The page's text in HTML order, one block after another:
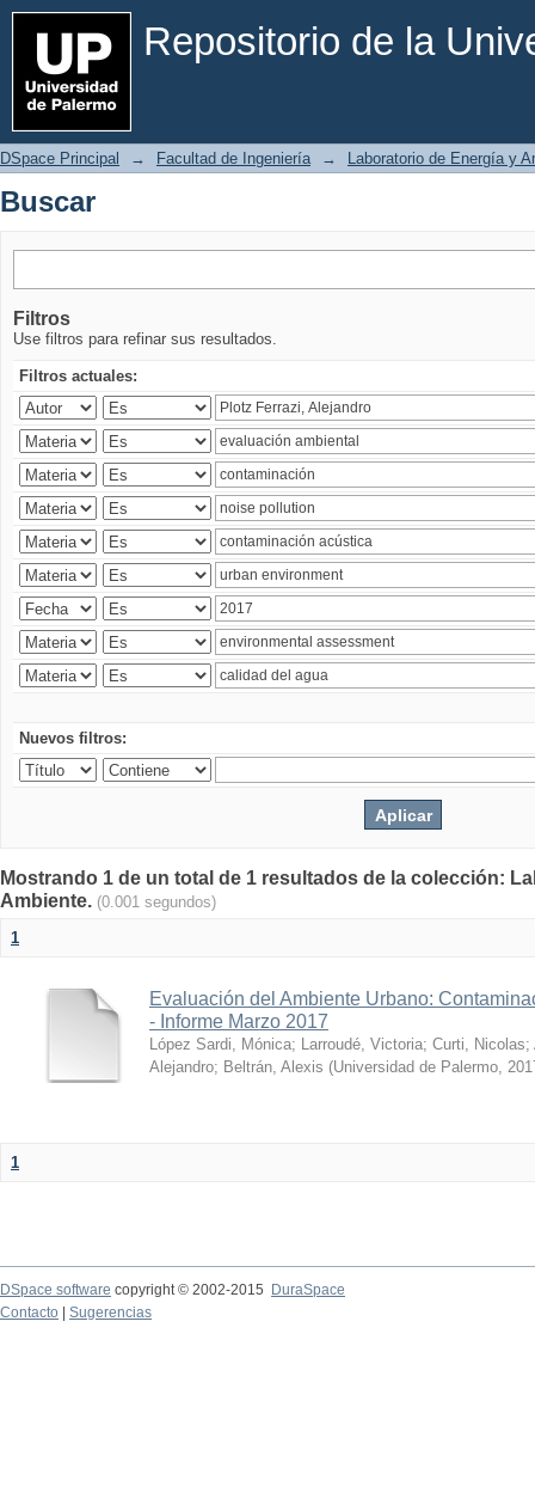
Repositorio de la
Buscar
DSpace Principal → Facultad de Ingeniería → Laboratorio de Energía y
Buscar
Filtros
Use filtros para refinar sus resultados.
Filtros actuales:
Nuevos filtros:
Mostrando 1 de un total de 1 resultados de la colección:
Ambiente. (0.001 segundos)
1
Evaluación del Ambiente Urbano:
- Informe Marzo 2017
López Sardi, Mónica; Larroudé, Victoria; Curti, Nicolas;
Alejandro; Beltrán, Alexis (Universidad de Palermo,
1
DSpace software copyright © 2002-2015
DuraSpace
Contacto
Sugerencias